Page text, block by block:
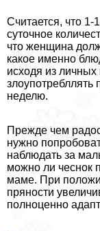
Считается, что 1-
суточное
что женщина
какое именно
исходя из
злоупотрeбллять
неделю.
Прежде чем
нужно
наблюдать за
можно ли чеснок
маме. При
пряности
полноценно